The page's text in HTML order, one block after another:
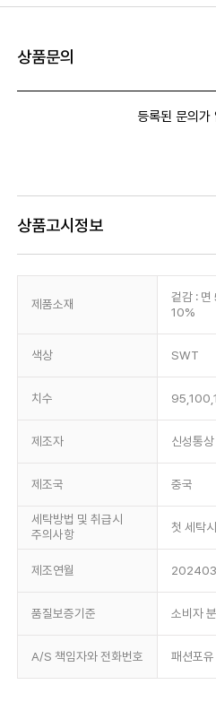
상품문의
등록된 문의가
상품고시정보
제품소재
겉감 :
10%
색상 SWT
치수
제조자 신성통상
제조국 중국
세탁방법 및 취급시
주의사항
첫 세탁
제조연월
품질보증기준 소비자
A/S 책임자와 전화번호 패션포